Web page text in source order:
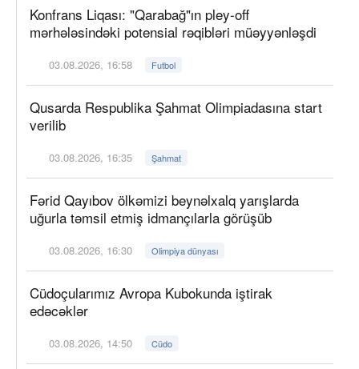
Konfrans Liqası: "Qarabağ"ın pley-off
mərhələsindəki potensial rəqibləri müəyyənləşdi
03.08.2026, 16:58 Futbol
Qusarda Respublika Şahmat Olimpiadasına start
verilib
03.08.2026, 16:35 Şahmat
Fərid Qayıbov ölkəmizi beynəlxalq yarışlarda
uğurla təmsil etmiş idmançılarla görüşüb
03.08.2026, 16:30 Olimpiya dünyası
Cüdoçularımız Avropa Kubokunda iştirak
edəcəklər
03.08.2026, 14:50 Cüdo